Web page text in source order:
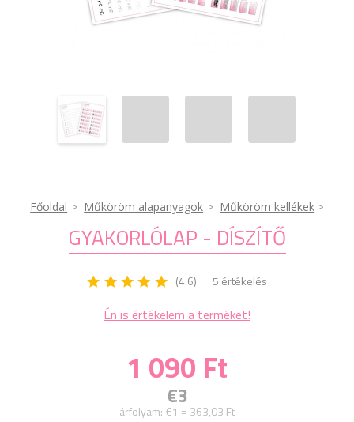
Főoldal Műköröm alapanyagok Műköröm kellékek
GYAKORLÓLAP - DÍSZÍTŐ
(4.6) 5 értékelés
Én is értékelem a terméket!
1 090 Ft
€3
árfolyam: €1 = 363,03 Ft